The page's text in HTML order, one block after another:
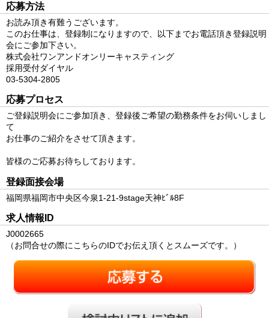
応募方法
お読み頂き有難うございます。
このお仕事は、登録制になりますので、以下までお電話頂き登録説明
会にご参加下さい。
株式会社ワンアンドオンリーキャスティング
採用受付ダイヤル
03-5304-2805
応募プロセス
ご登録説明会にご参加頂き、登録後ご希望の勤務条件をお伺いしまし
て
お仕事のご紹介をさせて頂きます。
皆様のご応募お待ちしております。
登録面接会場
福岡県福岡市中央区今泉1-21-9stage天神ﾋﾞﾙ8F
求人情報ID
J0002665
（お問合せの際にこちらのIDでお伝え頂くとスムーズです。）